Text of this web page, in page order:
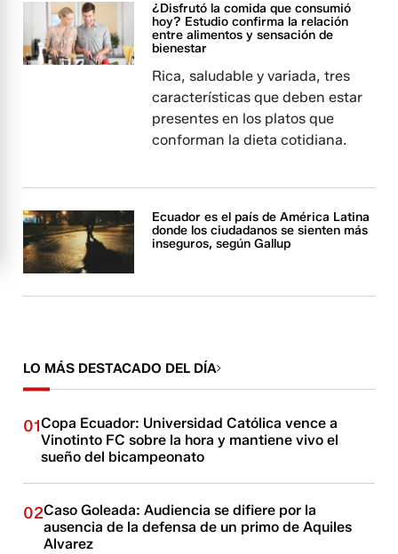
¿Disfrutó la comida que consumió
hoy? Estudio confirma la relación
entre alimentos y sensación de
bienestar
Rica, saludable y variada, tres
características que deben estar
presentes en los platos que
conforman la dieta cotidiana.
Ecuador es el país de América Latina
donde los ciudadanos se sienten más
inseguros, según Gallup
LO MÁS DESTACADO DEL DÍA
01Copa Ecuador: Universidad Católica vence a
Vinotinto FC sobre la hora y mantiene vivo el
sueño del bicampeonato
02Caso Goleada: Audiencia se difiere por la
ausencia de la defensa de un primo de Aquiles
Alvarez